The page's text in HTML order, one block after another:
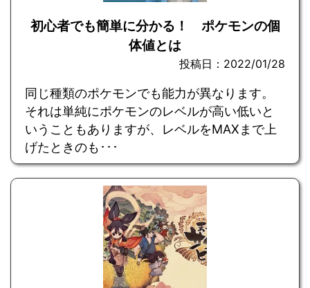
初心者でも簡単に分かる！ ポケモンの個
体値とは
投稿日：2022/01/28
同じ種類のポケモンでも能力が異なります。
それは単純にポケモンのレベルが高い低いと
いうこともありますが、レベルをMAXまで上
げたときのも･･･